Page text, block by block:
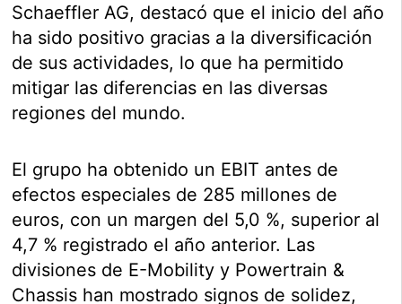
Schaeffler AG, destacó que el inicio del año
ha sido positivo gracias a la diversificación
de sus actividades, lo que ha permitido
mitigar las diferencias en las diversas
regiones del mundo.
El grupo ha obtenido un EBIT antes de
efectos especiales de 285 millones de
euros, con un margen del 5,0 %, superior al
4,7 % registrado el año anterior. Las
divisiones de E-Mobility y Powertrain &
Chassis han mostrado signos de solidez,